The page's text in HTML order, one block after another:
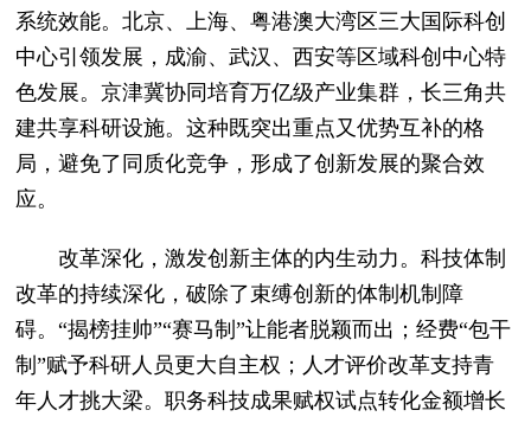
系统效能。北京、上海、粤港澳大湾区三大国际科创
中心引领发展，成渝、武汉、西安等区域科创中心特
色发展。京津冀协同培育万亿级产业集群，长三角共
建共享科研设施。这种既突出重点又优势互补的格
局，避免了同质化竞争，形成了创新发展的聚合效
应。
改革深化，激发创新主体的内生动力。科技体制
改革的持续深化，破除了束缚创新的体制机制障
碍。“揭榜挂帅”“赛马制”让能者脱颖而出；经费“包干
制”赋予科研人员更大自主权；人才评价改革支持青
年人才挑大梁。职务科技成果赋权试点转化金额增长